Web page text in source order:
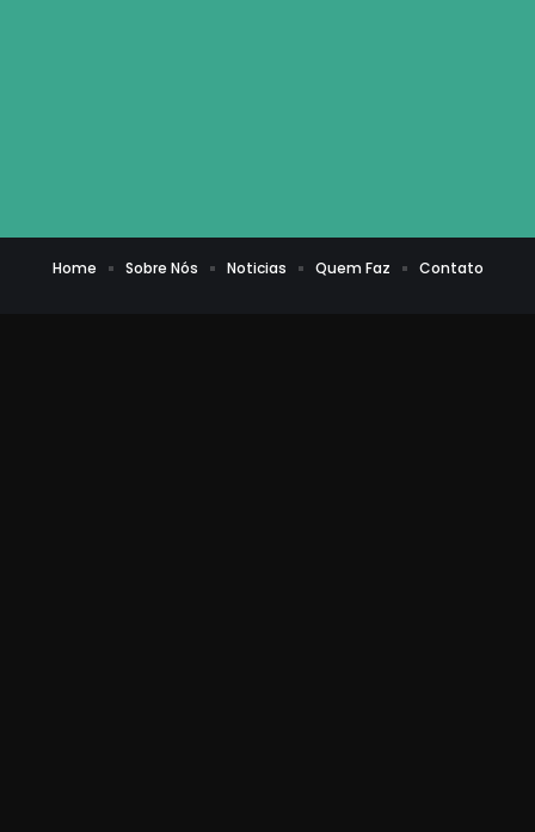
Home Sobre Nós Noticias Quem Faz Contato